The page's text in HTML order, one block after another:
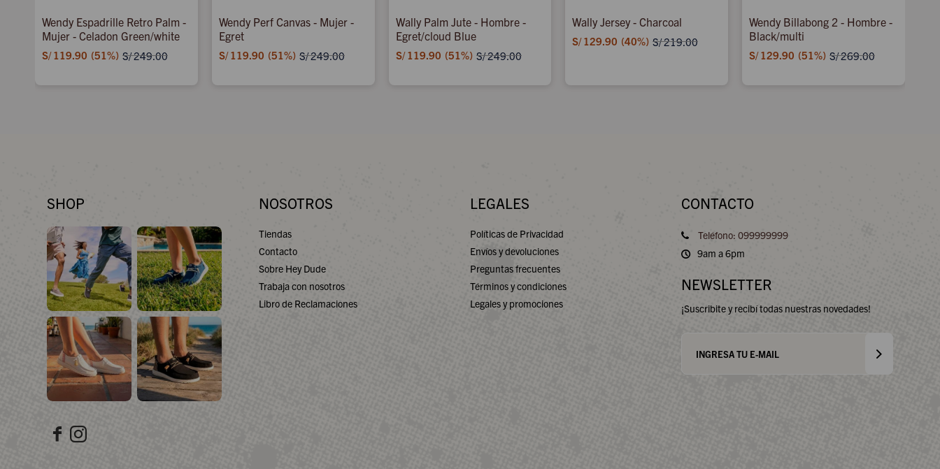
Wendy Espadrille Retro Palm -
Mujer - Celadon Green/white
S/ 119.90 51 S/249.00
Wendy Perf Canvas - Mujer -
Egret
S/ 119.90 51 S/249.00
Wally Palm Jute - Hombre -
Egret/cloud Blue
S/ 119.90 51 S/249.00
Wally Jersey - Charcoal
S/129.90 40 S/219.00
Wendy Billabong 2 - Hombre -
Black/multi
S/ 129.90 51 S/269.00
SHOP NOSOTROS
Tiendas
Contacto
Sobre Hey Dude
Trabaja con nosotros
Libro de Reclamaciones
LEGALES
Políticas de Privacidad
Envíos y devoluciones
Preguntas frecuentes
Términos y condiciones
Legales y promociones
CONTACTO
Teléfono: 099999999
9am a 6pm
NEWSLETTER
¡Suscribite y recibí todas nuestras novedades!
 